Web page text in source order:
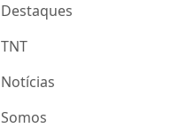
Destaques
TNT
Notícias
Somos